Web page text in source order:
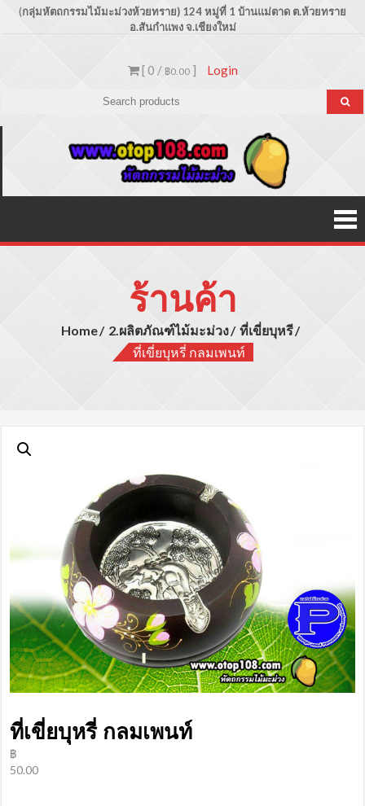
Skip(กลุ่มหัตถกรรมไม้มะม่วงห้วยทราย) 124 หมู่ที่ 1 บ้านแม่ตาด ต.ห้วยทราย
อ.สันกำแพง จ.เชียงใหม่
[ 0 / ฿0.00] Login
ประเภท
ผลิตภัณฑ์
สินค้าไม้
มะม่วง
ร้านค้า
Home 2.ผลิตภัณฑ์ไม้มะม่วง
ที่เขี่ยบุหรี
ที่เขี่ยบุหรี่ กลมเพนท์
ที่เขี่ยบุหรี่ กลมเพนท์
฿
50.00